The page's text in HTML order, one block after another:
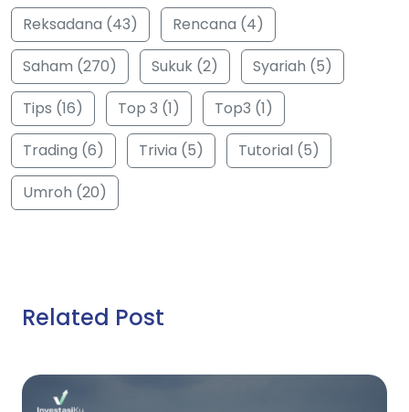
Reksadana (43)
Rencana (4)
Saham (270)
Sukuk (2)
Syariah (5)
Tips (16)
Top 3 (1)
Top3 (1)
Trading (6)
Trivia (5)
Tutorial (5)
Umroh (20)
Related Post